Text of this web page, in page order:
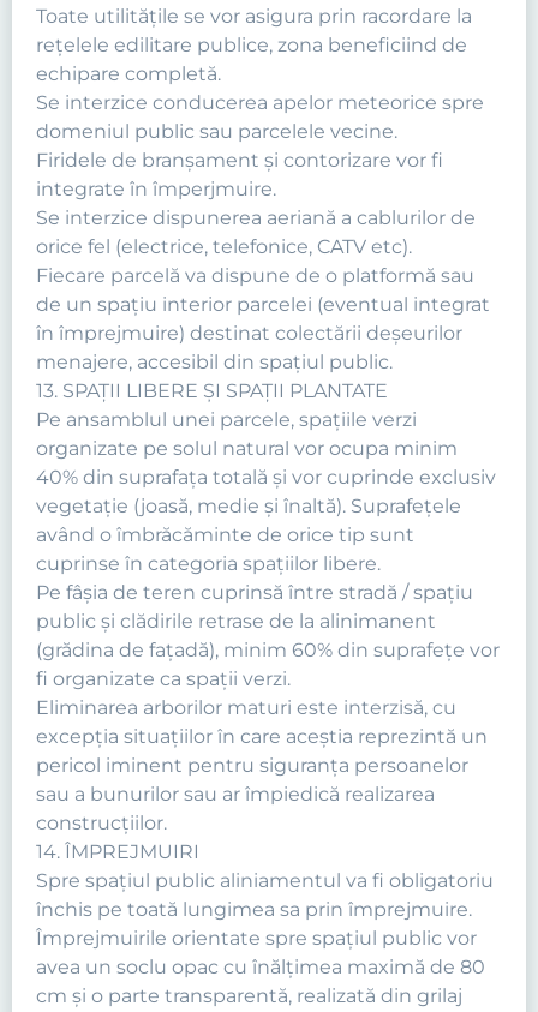
Toate utilităţile se vor asigura prin racordare la
reţelele edilitare publice, zona beneficiind de
echipare completă.
Se interzice conducerea apelor meteorice spre
domeniul public sau parcelele vecine.
Firidele de branşament şi contorizare vor fi
integrate în împerjmuire.
Se interzice dispunerea aeriană a cablurilor de
orice fel (electrice, telefonice, CATV etc).
Fiecare parcelă va dispune de o platformă sau
de un spaţiu interior parcelei (eventual integrat
în împrejmuire) destinat colectării deşeurilor
menajere, accesibil din spaţiul public.
13. SPAŢII LIBERE ŞI SPAŢII PLANTATE
Pe ansamblul unei parcele, spaţiile verzi
organizate pe solul natural vor ocupa minim
40% din suprafaţa totală şi vor cuprinde exclusiv
vegetaţie (joasă, medie şi înaltă). Suprafeţele
având o îmbrăcăminte de orice tip sunt
cuprinse în categoria spaţiilor libere.
Pe fâşia de teren cuprinsă între stradă / spaţiu
public şi clădirile retrase de la alinimanent
(grădina de faţadă), minim 60% din suprafeţe vor
fi organizate ca spaţii verzi.
Eliminarea arborilor maturi este interzisă, cu
excepţia situaţiilor în care aceştia reprezintă un
pericol iminent pentru siguranţa persoanelor
sau a bunurilor sau ar împiedică realizarea
construcţiilor.
14. ÎMPREJMUIRI
Spre spaţiul public aliniamentul va fi obligatoriu
închis pe toată lungimea sa prin împrejmuire.
Împrejmuirile orientate spre spaţiul public vor
avea un soclu opac cu înălţimea maximă de 80
cm şi o parte transparentă, realizată din grilaj